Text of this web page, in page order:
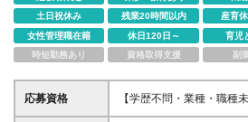
土日祝休み
残業20時間以内 産育
女性管理職在籍
休日120日～ 育児
時短勤務あり
資格取得支援 副
応募資格
【学歴不問・業種・職種
卒・初めての正社員・社会人も